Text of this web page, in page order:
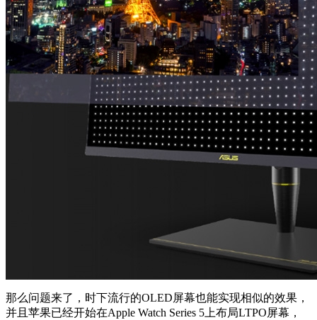
那么问题来了，时下流行的OLED屏幕也能实现相似的效果，
并且苹果已经开始在Apple Watch Series 5上布局LTPO屏幕，